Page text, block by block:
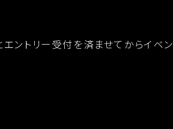
ントリー受付を済ませてからイベン